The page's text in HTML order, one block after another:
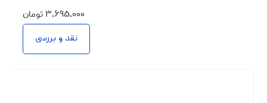
۳،۶۹۵،۰۰۰ تومان
نقد و بررسی